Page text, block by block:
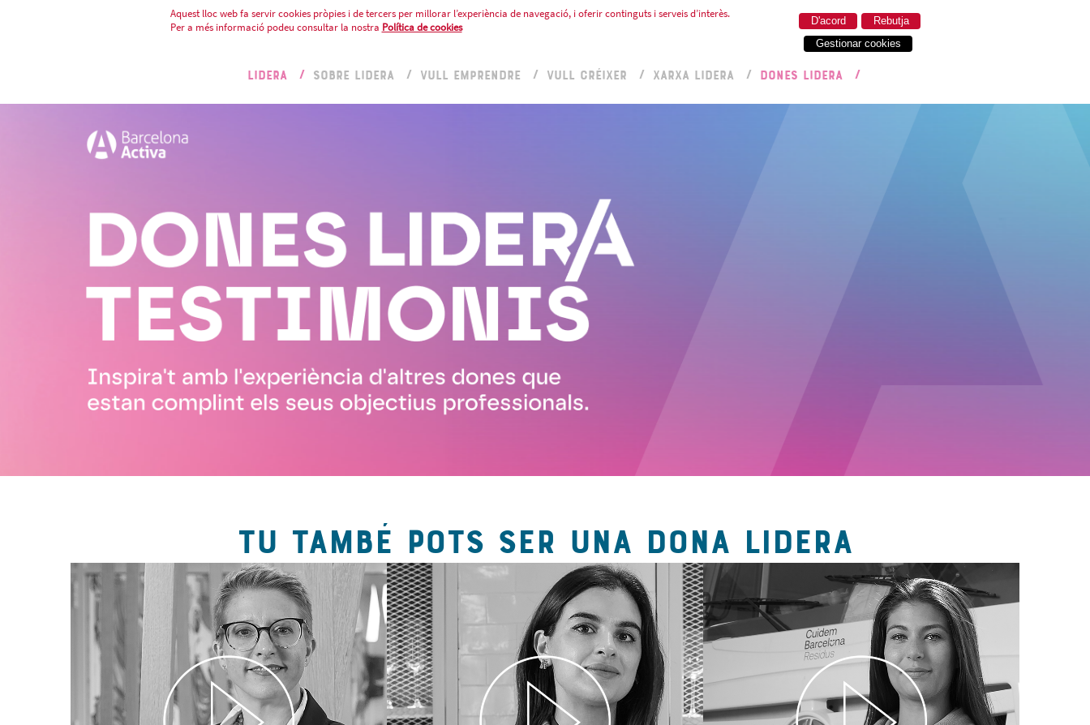
Aquest lloc web fa servir cookies pròpies i de tercers per millorar l’experiència de navegació, i oferir continguts i serveis d’interès.
Per a més informació podeu consultar la nostra Política de cookies Rebutja
D'acord
Gestionar cookies
LIDERA SOBRE LIDERA VULL EMPRENDRE VULL CRÉIXER XARXA LIDERA DONES LIDERA
TU TAMBÉ POTS SER UNA DONA LIDERA